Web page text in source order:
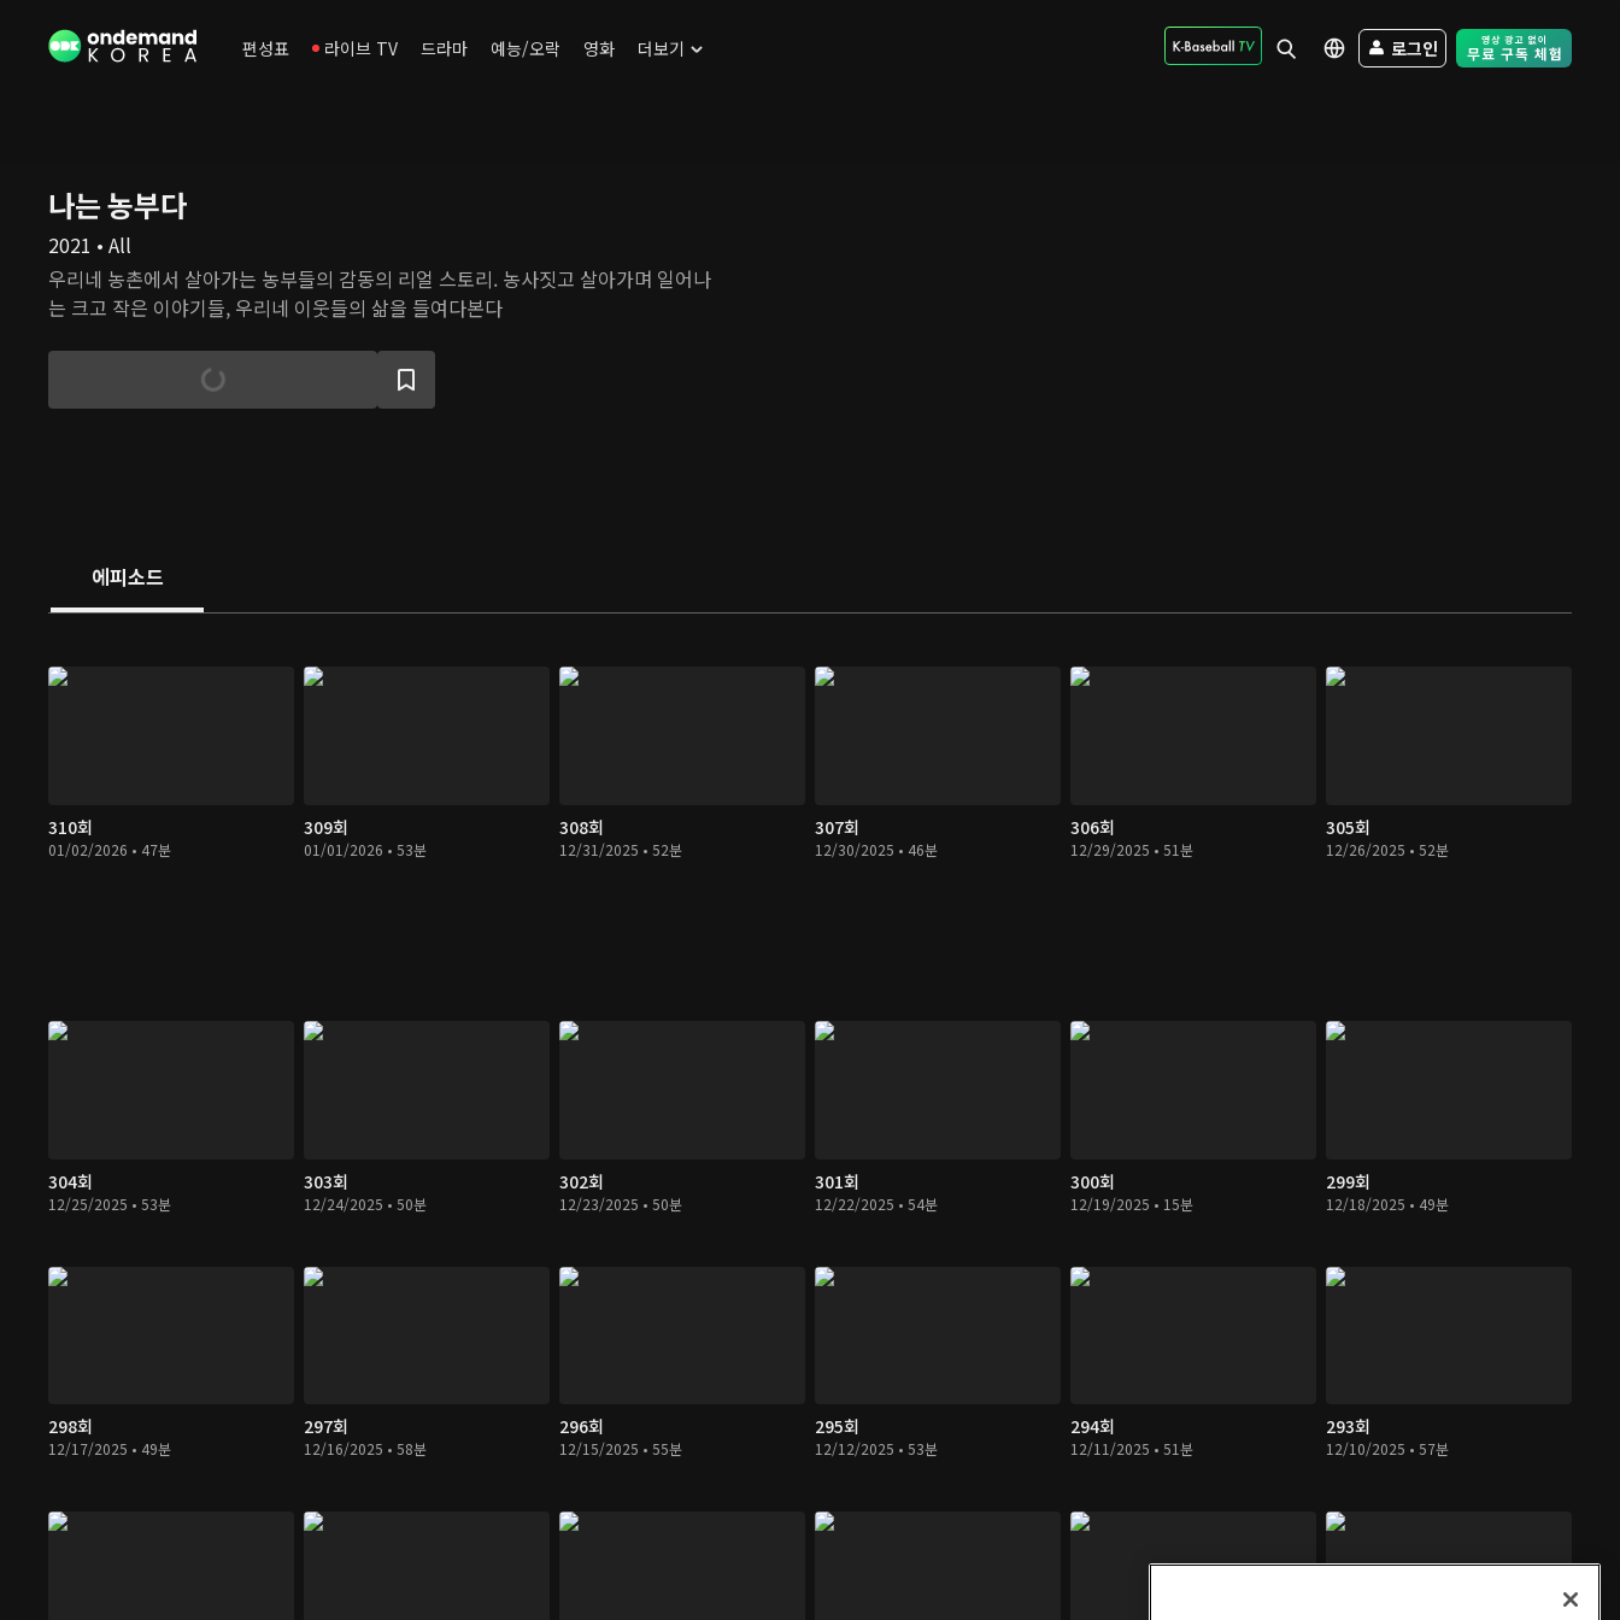
편성표 라이브 TV 드라마 예능/오락 영화 더보기 로그인 Free Trial -
나는 농부다
2021 • All
우리네 농촌에서 살아가는 농부들의 감동의 리얼 스토리. 농사짓고 살아가며 일어나
는 크고 작은 이야기들, 우리네 이웃들의 삶을 들여다본다
에피소드
310회
01/02/2026 • 47분
309회
01/01/2026 • 53분
308회
12/31/2025 • 52분
307회
12/30/2025 • 46분
306회
12/29/2025 • 51분
305회
12/26/2025 • 52분
304회
12/25/2025 • 53분
303회
12/24/2025 • 50분
302회
12/23/2025 • 50분
301회
12/22/2025 • 54분
300회
12/19/2025 • 15분
299회
12/18/2025 • 49분
298회
12/17/2025 • 49분
297회
12/16/2025 • 58분
296회
12/15/2025 • 55분
295회
12/12/2025 • 53분
294회
12/11/2025 • 51분
293회
12/10/2025 • 57분